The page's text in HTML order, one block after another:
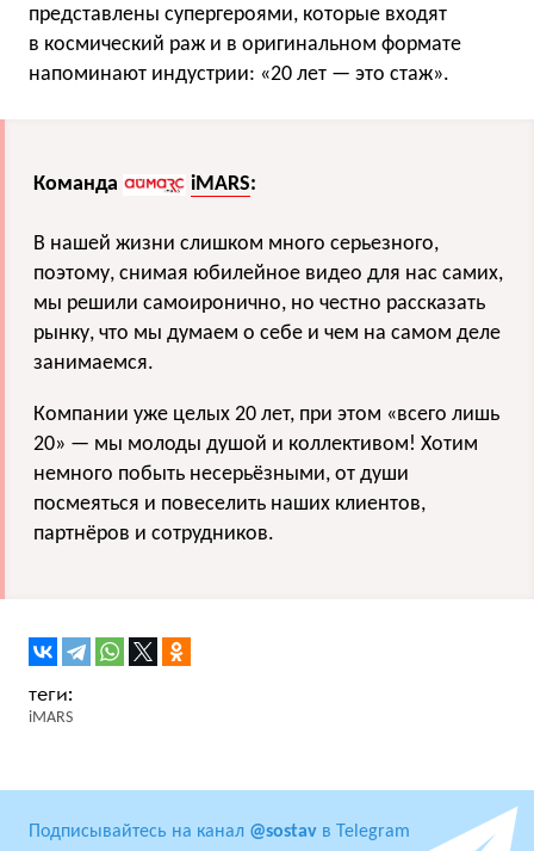
представлены супергероями, которые входят
в космический раж и в оригинальном формате
напоминают индустрии: «20 лет — это стаж».
Команда iMARS:
В нашей жизни слишком много серьезного,
поэтому, снимая юбилейное видео для нас самих,
мы решили самоиронично, но честно рассказать
рынку, что мы думаем о себе и чем на самом деле
занимаемся.
Компании уже целых 20 лет, при этом «всего лишь
20» — мы молоды душой и коллективом! Хотим
немного побыть несерьёзными, от души
посмеяться и повеселить наших клиентов,
партнёров и сотрудников.
iMARS
Подписывайтесь на канал @sostav в Telegram